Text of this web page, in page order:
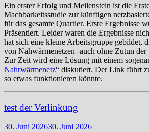
Ein erster Erfolg und Meilenstein ist die
Machbarkeitsstudie zur künftigen
für das gesamte Quartier. Erste Ergebnisse
Präsentiert. Leider waren die Ergebnisse
hat sich eine kleine Arbeitsgruppe gebildet,
von Nahwärmenetzen -auch ohne Zutun
Zur Zeit wird eine Lösung mit einem
Nahrwärmenetz“ diskutiert. Der Link führt
so etwas funktionieren könnte.
test der Verlinkung
30. Juni 202630. Juni 2026